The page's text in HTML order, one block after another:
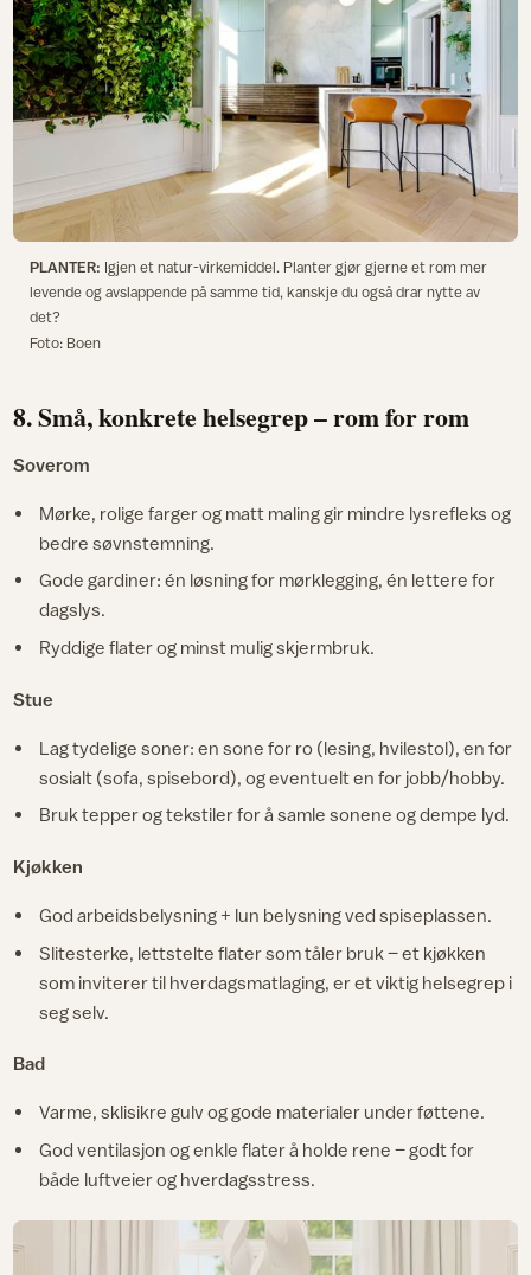
PLANTER: Igjen et natur-virkemiddel. Planter gjør gjerne et rom mer
levende og avslappende på samme tid, kanskje du også drar nytte av
det?
Foto: Boen
8. Små, konkrete helsegrep – rom for rom
Soverom
Mørke, rolige farger og matt maling gir mindre lysrefleks og
bedre søvnstemning.
Gode gardiner: én løsning for mørklegging, én lettere for
dagslys.
Ryddige flater og minst mulig skjermbruk.
Stue
Lag tydelige soner: en sone for ro (lesing, hvilestol), en for
sosialt (sofa, spisebord), og eventuelt en for jobb/hobby.
Bruk tepper og tekstiler for å samle sonene og dempe lyd.
Kjøkken
God arbeidsbelysning + lun belysning ved spiseplassen.
Slitesterke, lettstelte flater som tåler bruk – et kjøkken
som inviterer til hverdagsmatlaging, er et viktig helsegrep i
seg selv.​
Bad
Varme, sklisikre gulv og gode materialer under føttene.
God ventilasjon og enkle flater å holde rene – godt for
både luftveier og hverdagsstress.